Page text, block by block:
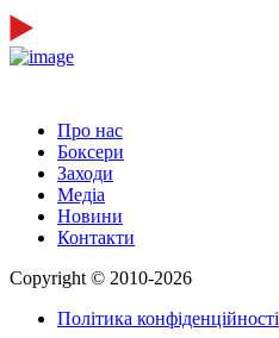
Про нас
Боксери
Заходи
Медіа
Новини
Контакти
Copyright © 2010-2026
Політика конфіденційності